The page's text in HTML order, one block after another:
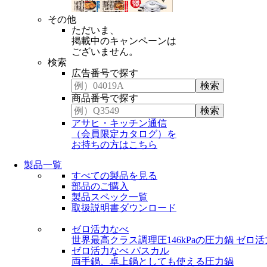
その他
ただいま、
掲載中のキャンペーンは
ございません。
検索
広告番号で探す
商品番号で探す
アサヒ・キッチン通信
（会員限定カタログ）を
お持ちの方はこちら
製品一覧
すべての製品を見る
部品のご購入
製品スペック一覧
取扱説明書ダウンロード
ゼロ活力なべ
世界最高クラス調理圧146kPaの圧力鍋 ゼロ活
ゼロ活力なべ パスカル
両手鍋、卓上鍋としても使える圧力鍋